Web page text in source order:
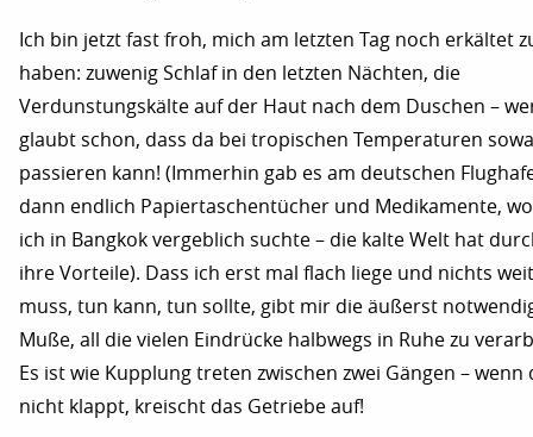
Ich bin jetzt fast froh, mich am letzten Tag noch erkältet
haben: zuwenig Schlaf in den letzten Nächten, die
Verdunstungskälte auf der Haut nach dem Duschen –
glaubt schon, dass da bei tropischen Temperaturen
passieren kann! (Immerhin gab es am deutschen
dann endlich Papiertaschentücher und Medikamente,
ich in Bangkok vergeblich suchte – die kalte Welt hat
ihre Vorteile). Dass ich erst mal flach liege und nichts
muss, tun kann, tun sollte, gibt mir die äußerst
Muße, all die vielen Eindrücke halbwegs in Ruhe zu
Es ist wie Kupplung treten zwischen zwei Gängen – wenn
nicht klappt, kreischt das Getriebe auf!